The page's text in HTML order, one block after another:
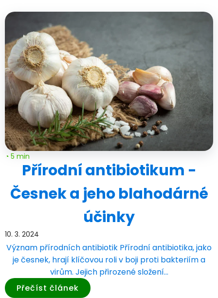
◔ 5 min
Přírodní antibiotikum -
Česnek a jeho blahodárné
účinky
10. 3. 2024
Význam přírodních antibiotik Přírodní antibiotika, jako
je česnek, hrají klíčovou roli v boji proti bakteriím a
virům. Jejich přirozené složení…
Přečíst článek